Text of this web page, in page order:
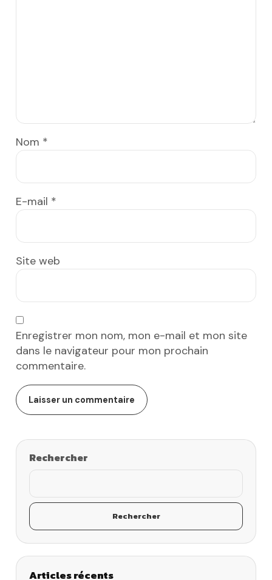
Nom *
E-mail *
Site web
Enregistrer mon nom, mon e-mail et mon site
dans le navigateur pour mon prochain
commentaire.
Rechercher
Rechercher
Articles récents